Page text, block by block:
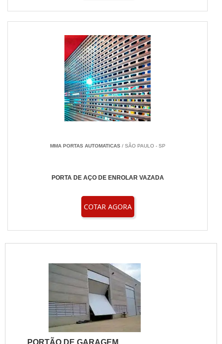
MMA PORTAS AUTOMATICAS/ SÃO PAULO - SP
PORTA DE AÇO DE ENROLAR VAZADA
COTAR AGORA